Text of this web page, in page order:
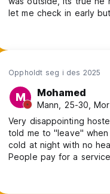
let me check in early
can let my luggage for
not a hotel”. Overall
Oppholdt seg i des 2025
M Mohamed
Mann, 25-30,
Very disappointing
told me to "leave"
cold at night with no
People pay for a
reviews are 100%